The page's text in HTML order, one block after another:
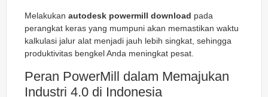
Melakukan autodesk powermill download pada
perangkat keras yang mumpuni akan memastikan waktu
kalkulasi jalur alat menjadi jauh lebih singkat, sehingga
produktivitas bengkel Anda meningkat pesat.
Peran PowerMill dalam Memajukan
Industri 4.0 di Indonesia